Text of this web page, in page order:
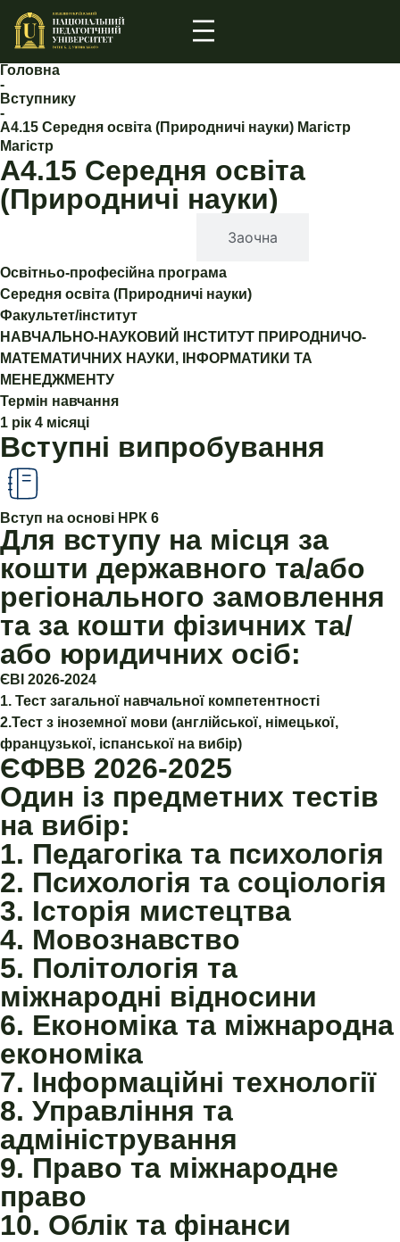
Головна
-
Вступнику
-
А4.15 Середня освіта (Природничі науки) Магістр
Магістр
А4.15 Середня освіта
(Природничі науки)
Заочна
Освітньо-професійна програма
Середня освіта (Природничі науки)
Факультет/інститут
НАВЧАЛЬНО-НАУКОВИЙ ІНСТИТУТ ПРИРОДНИЧО-
МАТЕМАТИЧНИХ НАУКИ, ІНФОРМАТИКИ ТА
МЕНЕДЖМЕНТУ
Термін навчання
1 рік 4 місяці
Вступні випробування
Вступ на основі НРК 6
Для вступу на місця за
кошти державного та/або
регіонального замовлення
та за кошти фізичних та/
або юридичних осіб:
ЄВІ 2026-2024
1. Тест загальної навчальної компетентності
2.Тест з іноземної мови (англійської, німецької,
французької, іспанської на вибір)
ЄФВВ 2026-2025
Один із предметних тестів
на вибір:
1. Педагогіка та психологія
2. Психологія та соціологія
3. Історія мистецтва
4. Мовознавство
5. Політологія та
міжнародні відносини
6. Економіка та міжнародна
економіка
7. Інформаційні технології
8. Управління та
адміністрування
9. Право та міжнародне
право
10. Облік та фінанси